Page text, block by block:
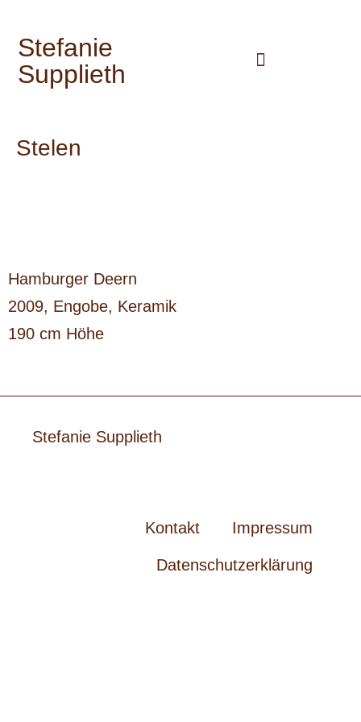
Stefanie
Supplieth
Stelen
Hamburger Deern
2009, Engobe, Keramik
190 cm Höhe
Stefanie Supplieth
Kontakt Impressum
Datenschutzerklärung